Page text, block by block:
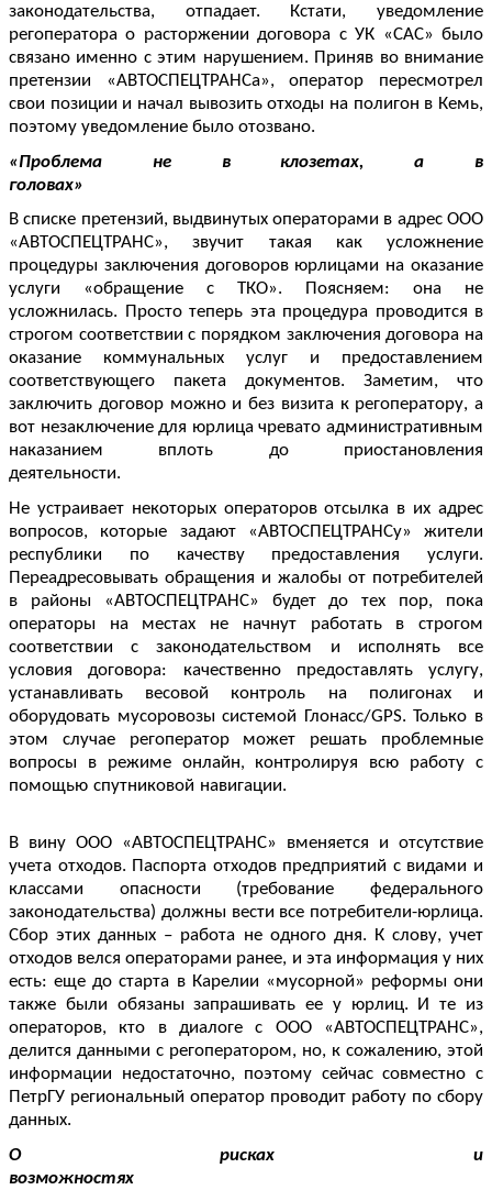
законодательства, отпадает. Кстати, уведомление
регоператора о расторжении договора с УК «САС» было
связано именно с этим нарушением. Приняв во внимание
претензии «АВТОСПЕЦТРАНСа», оператор пересмотрел
свои позиции и начал вывозить отходы на полигон в Кемь,
поэтому уведомление было отозвано.
«Проблема не в клозетах, а в
головах»
В списке претензий, выдвинутых операторами в адрес ООО
«АВТОСПЕЦТРАНС», звучит такая как усложнение
процедуры заключения договоров юрлицами на оказание
услуги «обращение с ТКО». Поясняем: она не
усложнилась. Просто теперь эта процедура проводится в
строгом соответствии с порядком заключения договора на
оказание коммунальных услуг и предоставлением
соответствующего пакета документов. Заметим, что
заключить договор можно и без визита к регоператору, а
вот незаключение для юрлица чревато административным
наказанием вплоть до приостановления
деятельности.
Не устраивает некоторых операторов отсылка в их адрес
вопросов, которые задают «АВТОСПЕЦТРАНСу» жители
республики по качеству предоставления услуги.
Переадресовывать обращения и жалобы от потребителей
в районы «АВТОСПЕЦТРАНС» будет до тех пор, пока
операторы на местах не начнут работать в строгом
соответствии с законодательством и исполнять все
условия договора: качественно предоставлять услугу,
устанавливать весовой контроль на полигонах и
оборудовать мусоровозы системой Глонасс/GPS. Только в
этом случае регоператор может
решать проблемные
вопросы в режиме онлайн, контролируя всю работу с
помощью спутниковой навигации.
В вину ООО «АВТОСПЕЦТРАНС» вменяется и отсутствие
учета отходов. Паспорта отходов предприятий с видами и
классами опасности (требование федерального
законодательства) должны вести все потребители-юрлица.
Сбор этих данных – работа не одного дня. К слову, учет
отходов велся операторами ранее, и эта информация у них
есть: еще до старта в Карелии «мусорной» реформы они
также были обязаны запрашивать ее у юрлиц. И те из
операторов, кто в диалоге с ООО «АВТОСПЕЦТРАНС»,
делится данными с регоператором, но, к сожалению, этой
информации недостаточно, поэтому сейчас совместно с
ПетрГУ региональный оператор проводит работу по сбору
данных.
О рисках и
возможностях